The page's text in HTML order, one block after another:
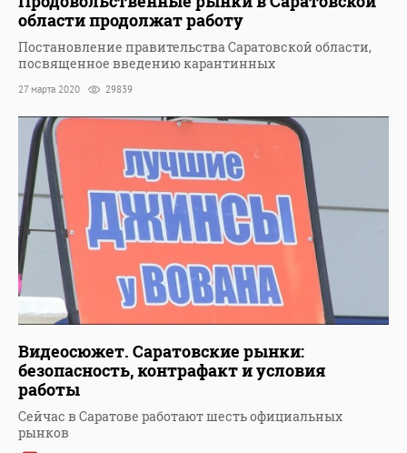
области продолжат работу
Постановление правительства Саратовской области,
посвященное введению карантинных
27 марта 2020 29839
Видеосюжет. Саратовские рынки:
безопасность, контрафакт и условия
работы
Сейчас в Саратове работают шесть официальных
рынков